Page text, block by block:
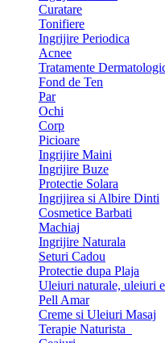
Curatare
Tonifiere
Ingrijire Periodica
Acnee
Tratamente
Fond de Ten
Par
Ochi
Corp
Picioare
Ingrijire Maini
Ingrijire Buze
Protectie Solara
Ingrijirea si Albire Dinti
Cosmetice Barbati
Machiaj
Ingrijire Naturala
Seturi Cadou
Protectie dupa Plaja
Uleiuri naturale, uleiuri
Pell Amar
Creme si Uleiuri Masaj
Terapie Naturista